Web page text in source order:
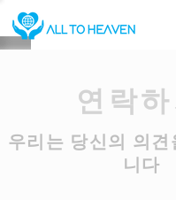
연락하
우리는 당신의 의견
니다